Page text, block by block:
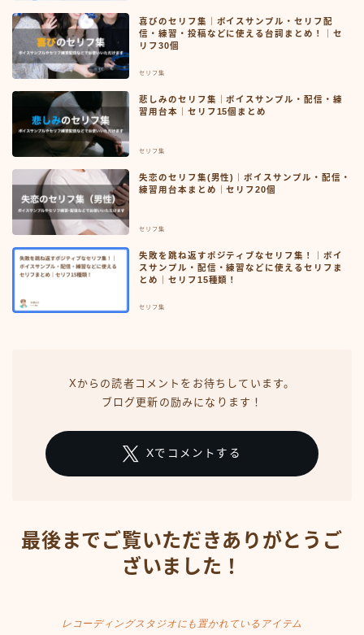
喜びのセリフ集｜ボイスサンプル・セリフ配
信・練習・投稿などに使える台詞まとめ！｜セ
リフ30個
セリフ集
悲しみのセリフ集｜ボイスサンプル・配信・練
習用台本｜セリフ15個まとめ
セリフ集
失恋のセリフ集(男性)｜ボイスサンプル・配信・
練習用台本まとめ｜セリフ20個
セリフ集
失敗を跳ね返すポジティブなセリフ集！｜ボイ
スサンプル・配信・練習などに使えるセリフま
とめ｜セリフ15種類！
セリフ集
Xからの読者コメントをお待ちしています。
ブログ更新の励みになります！
Xでコメントする
最後までご覧いただきありがとうご
ざいました！
レコーディングスタジオにも置かれているアイテム